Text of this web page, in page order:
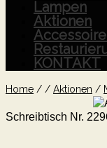
Lampen
Aktionen
KONTAKT
Home / / Aktionen /
Schreibtisch Nr.